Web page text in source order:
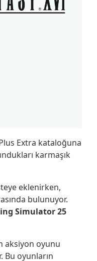
Extra kataloğuna
karmaşık
eklenirken,
bulunuyor.
Simulator 25
aksiyon oyunu
Bu oyunların